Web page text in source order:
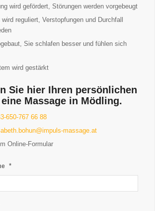
wird gefördert, Störungen werden vorgebeugt
reguliert, Verstopfungen und Durchfall
Sie schlafen besser und fühlen sich
wird gestärkt
Sie hier Ihren persönlichen
Massage in Mödling.
650-767 66 88
massage.at
Online-Formular
*